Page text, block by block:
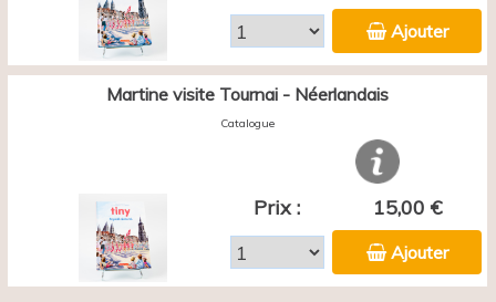
Ajouter
Martine visite Tournai - Néerlandais
Catalogue
Prix : 15,00 €
Ajouter